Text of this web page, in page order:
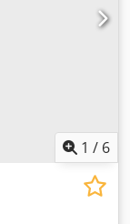
1 / 6